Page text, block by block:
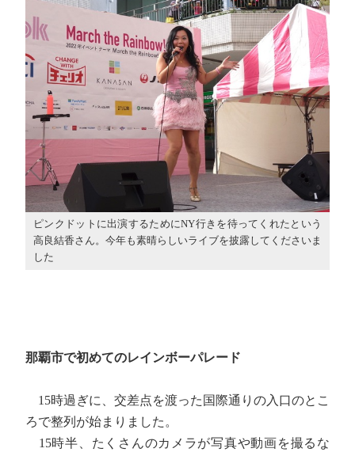
ピンクドットに出演するためにNY行きを待ってくれたという
高良結香さん。今年も素晴らしいライブを披露してくださいま
した
那覇市で初めてのレインボーパレード
15時過ぎに、交差点を渡った国際通りの入口のとこ
ろで整列が始まりました。
15時半、たくさんのカメラが写真や動画を撮るな